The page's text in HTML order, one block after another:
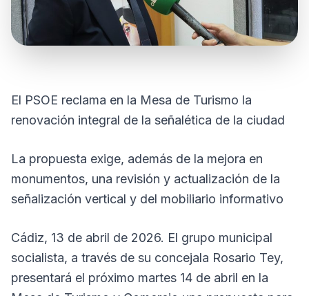
El PSOE reclama en la Mesa de Turismo la
renovación integral de la señalética de la ciudad
La propuesta exige, además de la mejora en
monumentos, una revisión y actualización de la
señalización vertical y del mobiliario informativo
Cádiz, 13 de abril de 2026. El grupo municipal
socialista, a través de su concejala Rosario Tey,
presentará el próximo martes 14 de abril en la